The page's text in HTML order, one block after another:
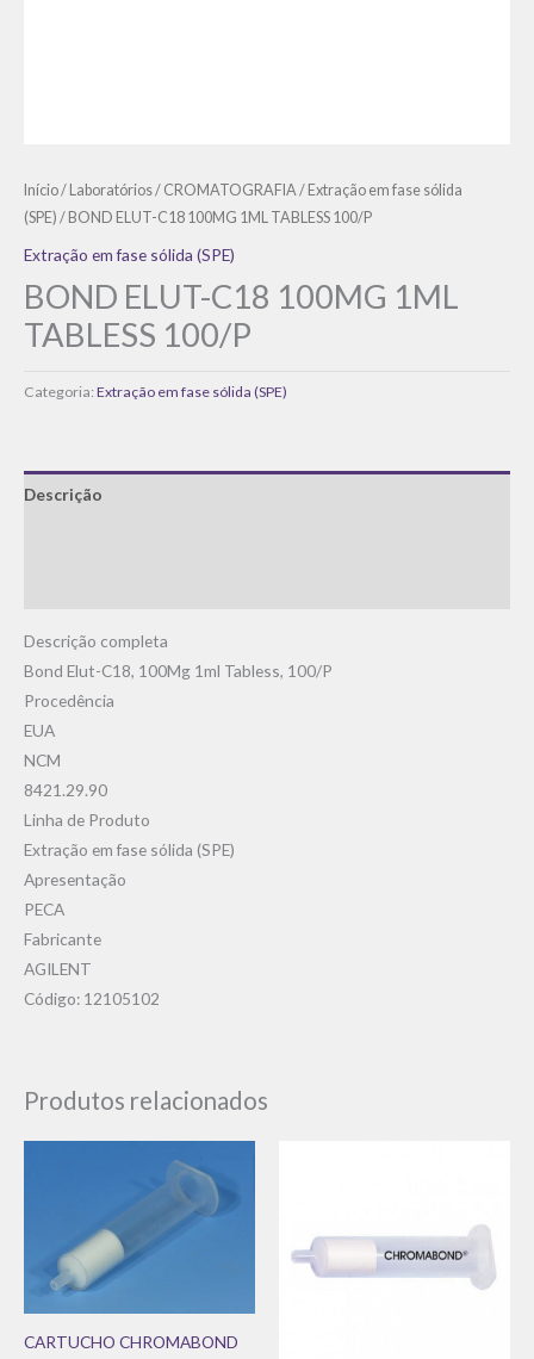
Início/ Laboratórios/ CROMATOGRAFIA/ Extração em fase sólida
(SPE) / BOND ELUT-C18 100MG 1ML TABLESS 100/P
Extração em fase sólida (SPE)
BOND ELUT-C18 100MG 1ML
TABLESS 100/P
Categoria: Extração em fase sólida (SPE)
Descrição
Descrição completa
Bond Elut-C18, 100Mg 1ml Tabless, 100/P
Procedência
EUA
NCM
8421.29.90
Linha de Produto
Extração em fase sólida (SPE)
Apresentação
PECA
Fabricante
AGILENT
Código: 12105102
Produtos relacionados
CARTUCHO CHROMABOND